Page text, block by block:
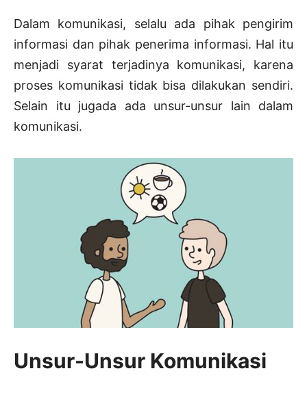
Dalam komunikasi, selalu ada pihak pengirim
informasi dan pihak penerima informasi. Hal itu
menjadi syarat terjadinya komunikasi, karena
proses komunikasi tidak bisa dilakukan sendiri.
Selain itu jugada ada unsur-unsur lain dalam
komunikasi.
Unsur-Unsur Komunikasi